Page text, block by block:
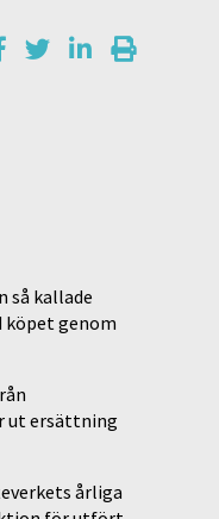
så kallade
köpet genom
ut ersättning
årliga